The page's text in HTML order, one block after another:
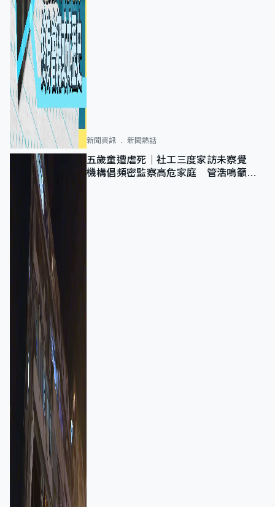
新聞資訊 新聞熱話
五歲童遭虐死｜社工三度家訪未察覺
機構倡頻密監察高危家庭 管浩鳴籲加